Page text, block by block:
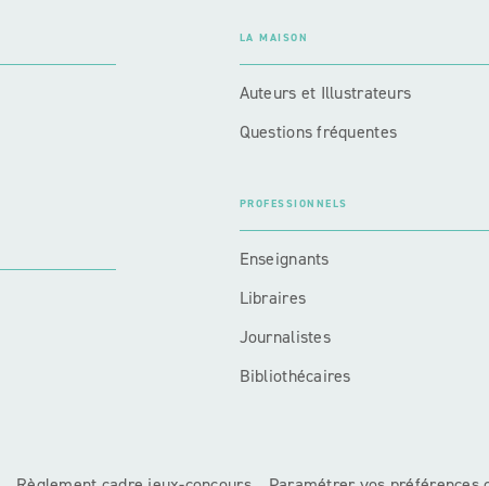
LA MAISON
Auteurs et Illustrateurs
Questions fréquentes
PROFESSIONNELS
Enseignants
Libraires
Journalistes
Bibliothécaires